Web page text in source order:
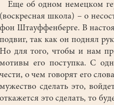
Еще об одном немецком
(воскресная школа) – о
фон Штауффенберге. В
подвиг, так как он поднял
Но для того, чтобы и нам
мотивы его поступка. С
чести, о чем говорят его
мужество сделать это,
откажется это сделать, то